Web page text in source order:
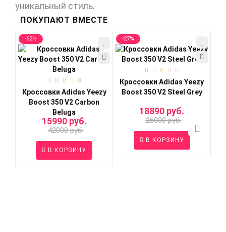
уникальный стиль.
ПОКУПАЮТ ВМЕСТЕ
-62%
Кроссовки Adidas Yeezy
Boost 350 V2 Carbon
Beluga
15990 руб.
42000 руб.
В КОРЗИНУ
-27%
Кроссовки Adidas Yeezy
Boost 350 V2 Steel Grey
18890 руб.
26000 руб.
В КОРЗИНУ